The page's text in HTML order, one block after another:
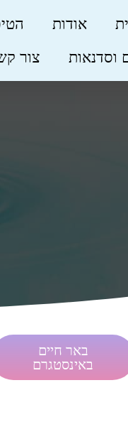
אודות
וסדנאות
צור
באר חיים
באינסטגרם